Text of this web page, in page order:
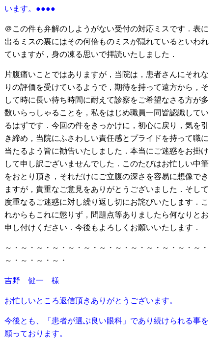
います。●●●●
＠この件も弁解のしようがない受付の対応ミスです．表に
出るミスの裏にはその何倍ものミスが隠れているといわれ
ていますが，身の凍る思いで拝読いたしました．
片腹痛いことではありますが，当院は，患者さんにそれな
りの評価を受けているようで，期待を持って遠方から，そ
して時に長い待ち時間に耐えて診察をご希望なさる方が多
数いらっしゃることを，私をはじめ職員一同皆認識してい
るはずです．今回の件をきっかけに，初心に戻り，気を引
き締め，当院にふさわしい責任感とプライドを持って職に
当たるよう皆に勧告いたしました．本当にご迷惑をお掛け
して申し訳ございませんでした．このたびはお忙しい中筆
をおとり頂き，それだけにご立腹の深さを容易に想像でき
ますが，貴重なご意見をありがとうございました．そして
度重なるご迷惑に対し繰り返し切にお詫びいたします．こ
れからもこれに懲りず，問題点等ありましたら何なりとお
申し付けください．今後もよろしくお願いいたします．
～・～・～・～・～・～・～・～・～・～・～・～・～・
～・～・～・～・
吉野 健一 様
お忙しいところ返信頂きありがとうございます。
今後とも、「患者が選ぶ良い眼科」であり続けられる事を
願っております。